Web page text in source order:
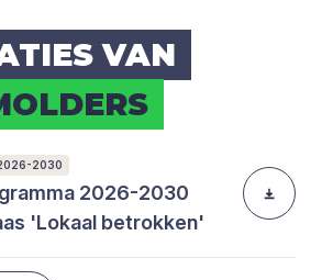
VAN
2030
2026-2030
'Lokaal betrokken'